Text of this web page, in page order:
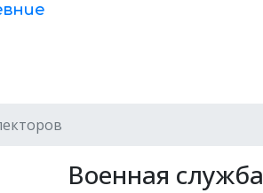
Военная служба